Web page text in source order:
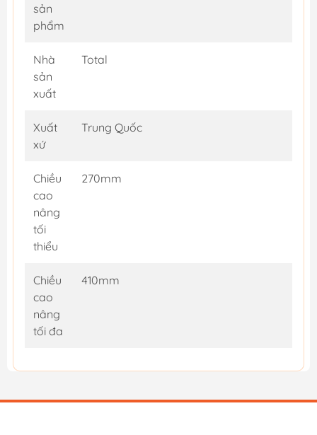
sản
phẩm
Nhà
sản
xuất
Total
Xuất
xứ
Trung Quốc
Chiều
cao
nâng
tối
thiểu
270mm
Chiều
cao
nâng
tối đa
410mm